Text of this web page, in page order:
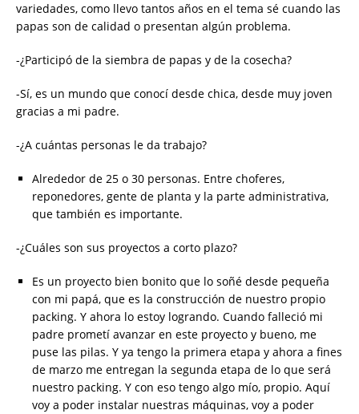
variedades, como llevo tantos años en el tema sé cuando las
papas son de calidad o presentan algún problema.
-¿Participó de la siembra de papas y de la cosecha?
-Sí, es un mundo que conocí desde chica, desde muy joven
gracias a mi padre.
-¿A cuántas personas le da trabajo?
Alrededor de 25 o 30 personas. Entre choferes,
reponedores, gente de planta y la parte administrativa,
que también es importante.
-¿Cuáles son sus proyectos a corto plazo?
Es un proyecto bien bonito que lo soñé desde pequeña
con mi papá, que es la construcción de nuestro propio
packing. Y ahora lo estoy logrando. Cuando falleció mi
padre prometí avanzar en este proyecto y bueno, me
puse las pilas. Y ya tengo la primera etapa y ahora a fines
de marzo me entregan la segunda etapa de lo que será
nuestro packing. Y con eso tengo algo mío, propio. Aquí
voy a poder instalar nuestras máquinas, voy a poder